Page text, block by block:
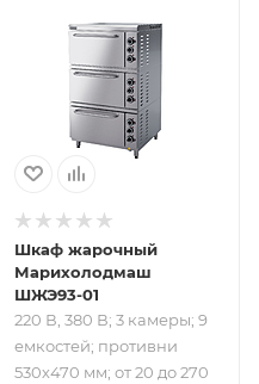
220 В, 380 В; 3
емкостей;
противни 530х470
мм; от 20 до 270
°С; 14.4 кВт
Шкаф жарочный
Марихолодмаш
ШЖЭ93-01
220 В, 380 В; 3 камеры; 9
емкостей; противни
530х470 мм; от 20 до 270